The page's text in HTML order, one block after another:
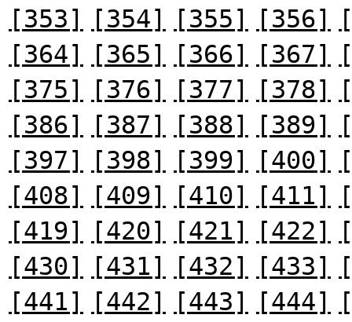
[353]
[354] [355] [356]
[364]
[365] [366] [367]
[375]
[376] [377] [378]
[386]
[387] [388] [389]
[397]
[398] [399] [400]
[408]
[409] [410] [411]
[419]
[420] [421] [422]
[430]
[431] [432] [433]
[441]
[442] [443] [444]